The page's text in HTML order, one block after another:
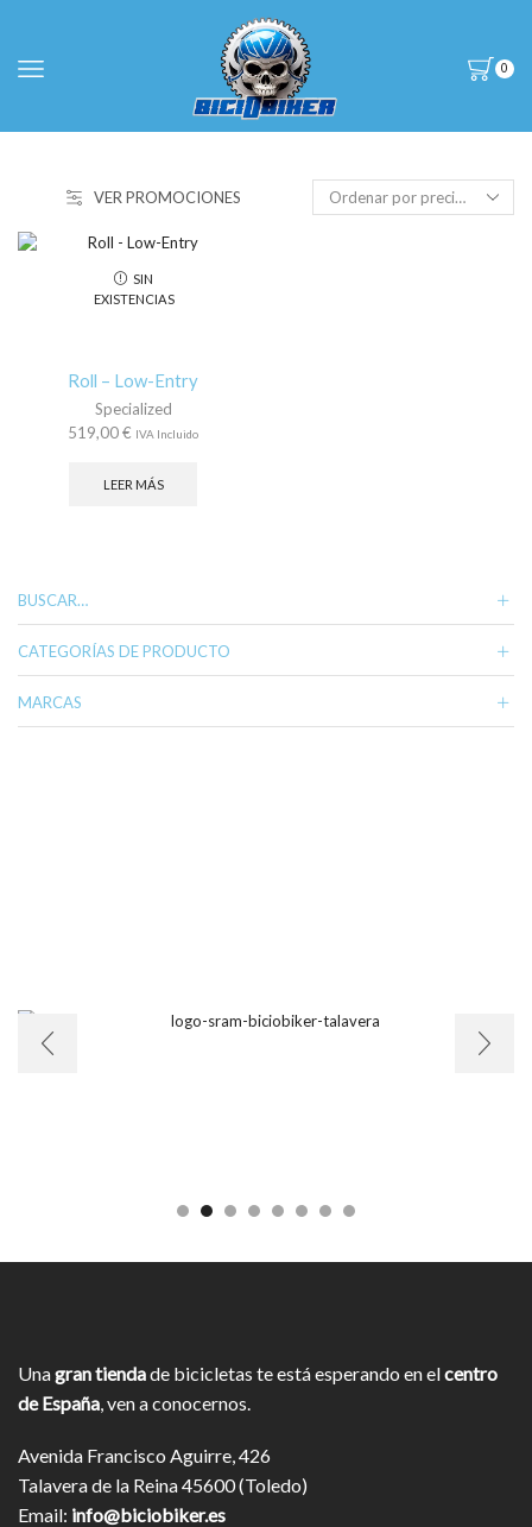
0
VER PROMOCIONES
SIN
EXISTENCIAS
Roll – Low-Entry
Specialized
519,00€ IVA Incluido
LEER MÁS
BUSCAR…
CATEGORÍAS DE PRODUCTO
MARCAS
Unagran tiendade bicicletas te está esperando en elcentro
de España, ven a conocernos.
Avenida Francisco Aguirre, 426
Talavera de la Reina 45600 (Toledo)
Email: info@biciobiker.es